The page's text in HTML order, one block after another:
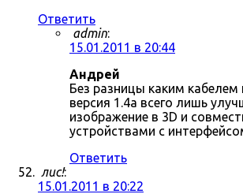
Ответить
admin:
15.01.2011 в 20:44
Андрей
Без разницы каким
версия 1.4a всего лишь
изображение в 3D и
устройствами с
Ответить
лис!:
15.01.2011 в 20:22